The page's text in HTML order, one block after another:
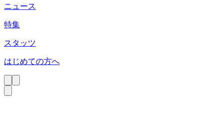
ニュース
特集
スタッツ
はじめての方へ